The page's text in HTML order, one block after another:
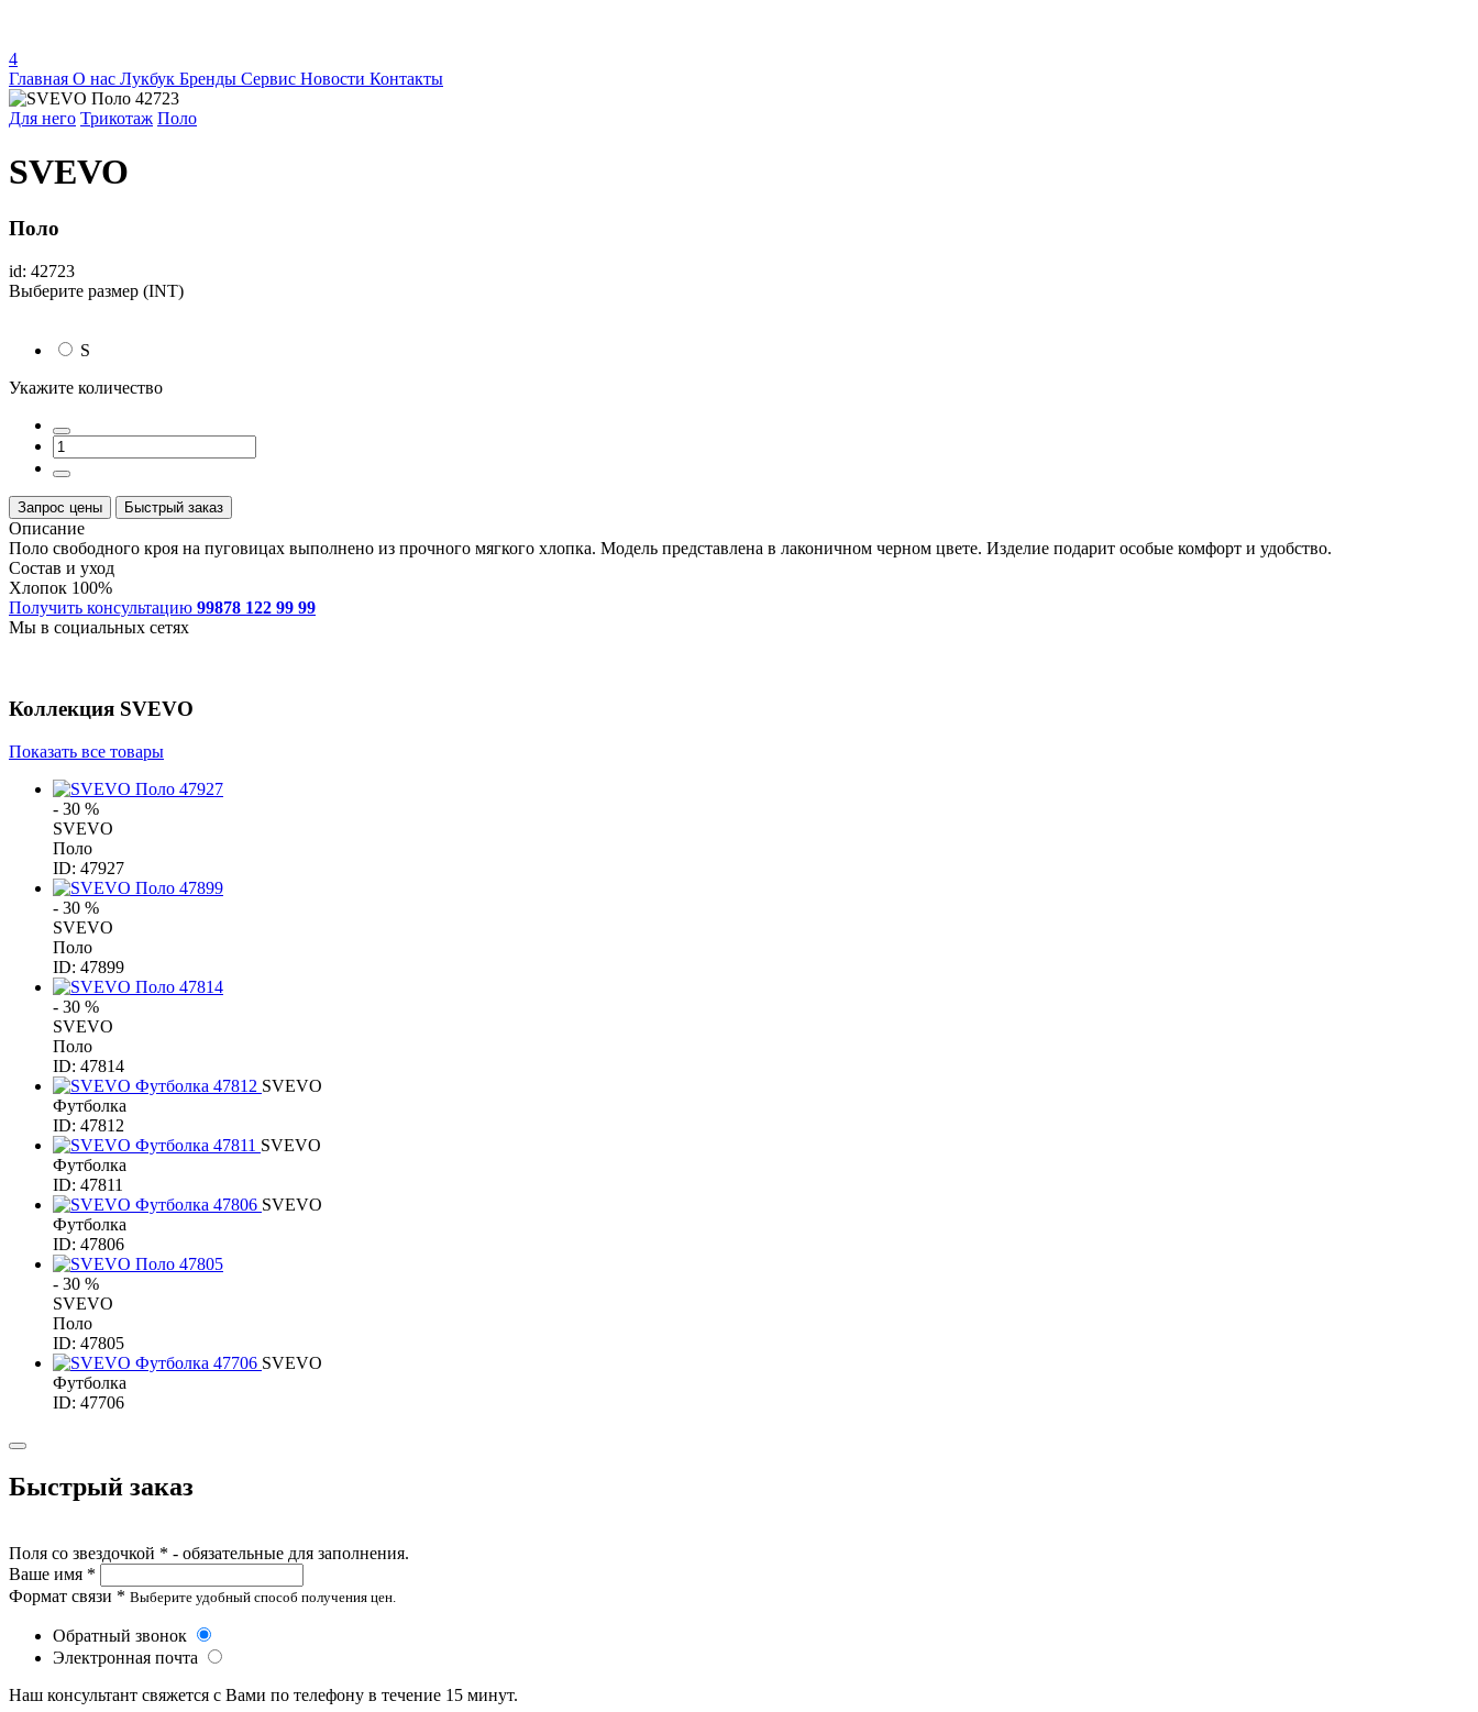
4
Главная О нас Лукбук Бренды Сервис Новости Контакты
Для него Трикотаж Поло
SVEVO
Поло
id: 42723
Выберите размер (INT)
S
Укажите количество
Запрос цены Быстрый заказ
Описание
Поло свободного кроя на пуговицах выполнено из прочного мягкого хлопка. Модель представлена в лаконичном черном цвете. Изделие подарит особые комфорт и удобство.
Состав и уход
Хлопок 100%
Получить консультацию 99878 122 99 99
Мы в социальных сетях
Коллекция SVEVO
Показать все товары
- 30 %
SVEVO
Поло
ID: 47927
- 30 %
SVEVO
Поло
ID: 47899
- 30 %
SVEVO
Поло
ID: 47814
SVEVO
Футболка
ID: 47812
SVEVO
Футболка
ID: 47811
SVEVO
Футболка
ID: 47806
- 30 %
SVEVO
Поло
ID: 47805
SVEVO
Футболка
ID: 47706
Быстрый заказ
Поля со звездочкой * - обязательные для заполнения.
Ваше имя *
Формат связи * Выберите удобный способ получения цен.
Обратный звонок
Электронная почта
Наш консультант свяжется с Вами по телефону в течение 15 минут.